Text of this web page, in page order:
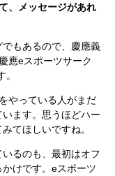
、メッセージがあれ
もあるので、慶應義
應eスポーツサーク
やっている人がまだ
ます。思うほどハー
てほしいですね。
るのも、最初はオフ
けです。eスポーツ